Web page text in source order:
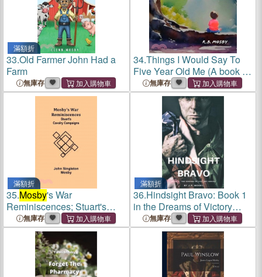
滿額折
33.Old Farmer John Had a
Farm
無庫存
34.Things I Would Say To
Five Year Old Me (A book of
life lessons for everyone)
無庫存
滿額折
35.Mosby's War
Reminiscences; Stuart's
Cavalry Campaigns
無庫存
滿額折
36.Hindsight Bravo: Book 1
in the Dreams of Victory
Series無庫存